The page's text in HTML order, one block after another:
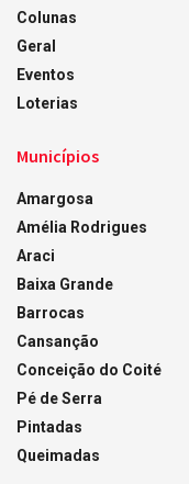
Colunas
Geral
Eventos
Loterias
Municípios
Amargosa
Amélia Rodrigues
Araci
Baixa Grande
Barrocas
Cansanção
Conceição do Coité
Pé de Serra
Pintadas
Queimadas